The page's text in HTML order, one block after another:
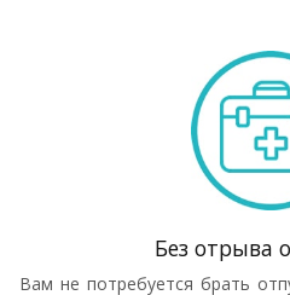
Без отрыва
Вам не потребуется брать